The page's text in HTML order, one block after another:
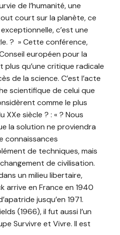
de l’humanité, une
court sur la planète, ce
c’est une
? » Cette conférence,
européen pour la
plus qu’une critique radicale
de la science. C’est l’acte
scientifique de celui que
comme le plus
siècle ? : « ? Nous
la solution ne proviendra
connaissances
de techniques, mais
de civilisation.
un milieu libertaire,
arrive en France en 1940
jusqu’en 1971.
(1966), il fut aussi l’un
Survivre et Vivre. Il est